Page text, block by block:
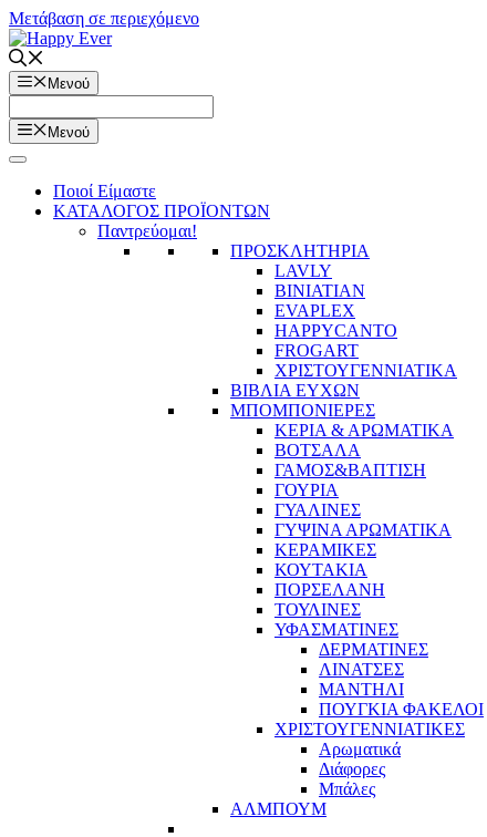
Μετάβαση σε περιεχόμενο
Μενού
Μενού
Ποιοί Είμαστε
ΚΑΤΑΛΟΓΟΣ ΠΡΟΪΟΝΤΩΝ
Παντρεύομαι!
ΠΡΟΣΚΛΗΤΗΡΙΑ
LAVLY
BINIATIAN
EVAPLEX
HAPPYCANTO
FROGART
ΧΡΙΣΤΟΥΓΕΝΝΙΑΤΙΚΑ
ΒΙΒΛΙΑ ΕΥΧΩΝ
ΜΠΟΜΠΟΝΙΕΡΕΣ
ΚΕΡΙΑ & ΑΡΩΜΑΤΙΚΑ
ΒΟΤΣΑΛΑ
ΓΑΜΟΣ&ΒΑΠΤΙΣΗ
ΓΟΥΡΙΑ
ΓΥΑΛΙΝΕΣ
ΓΥΨΙΝΑ ΑΡΩΜΑΤΙΚΑ
ΚΕΡΑΜΙΚΕΣ
ΚΟΥΤΑΚΙΑ
ΠΟΡΣΕΛΑΝΗ
ΤΟΥΛΙΝΕΣ
ΥΦΑΣΜΑΤΙΝΕΣ
ΔΕΡΜΑΤΙΝΕΣ
ΛΙΝΑΤΣΕΣ
ΜΑΝΤΗΛΙ
ΠΟΥΓΚΙΑ ΦΑΚΕΛΟΙ
ΧΡΙΣΤΟΥΓΕΝΝΙΑΤΙΚΕΣ
Αρωματικά
Διάφορες
Μπάλες
ΑΛΜΠΟΥΜ